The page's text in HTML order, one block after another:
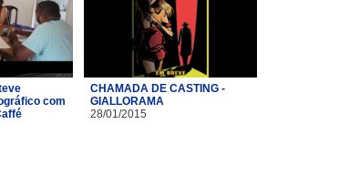
com
CHAMADA DE CASTING -
GIALLORAMA
28/01/2015